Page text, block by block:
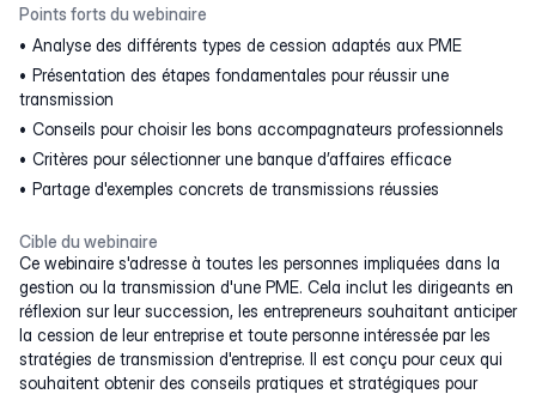
Points forts du webinaire
Analyse des différents types de cession adaptés aux PME
Présentation des étapes fondamentales pour réussir une
transmission
Conseils pour choisir les bons accompagnateurs professionnels
Critères pour sélectionner une banque d’affaires efficace
Partage d'exemples concrets de transmissions réussies
Cible du webinaire
Ce webinaire s'adresse à toutes les personnes impliquées dans la
gestion ou la transmission d'une PME. Cela inclut les dirigeants en
réflexion sur leur succession, les entrepreneurs souhaitant anticiper
la cession de leur entreprise et toute personne intéressée par les
stratégies de transmission d'entreprise. Il est conçu pour ceux qui
souhaitent obtenir des conseils pratiques et stratégiques pour